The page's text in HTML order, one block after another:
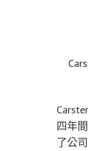
四年
了公